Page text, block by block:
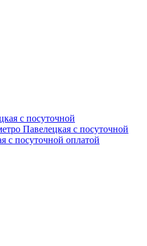
c посуточной
Павелецкая c посуточной
c посуточной оплатой